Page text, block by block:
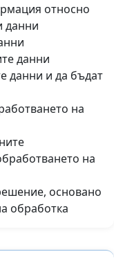
относно
данни
данни
данни и да бъдат
на
на
основано
обработка